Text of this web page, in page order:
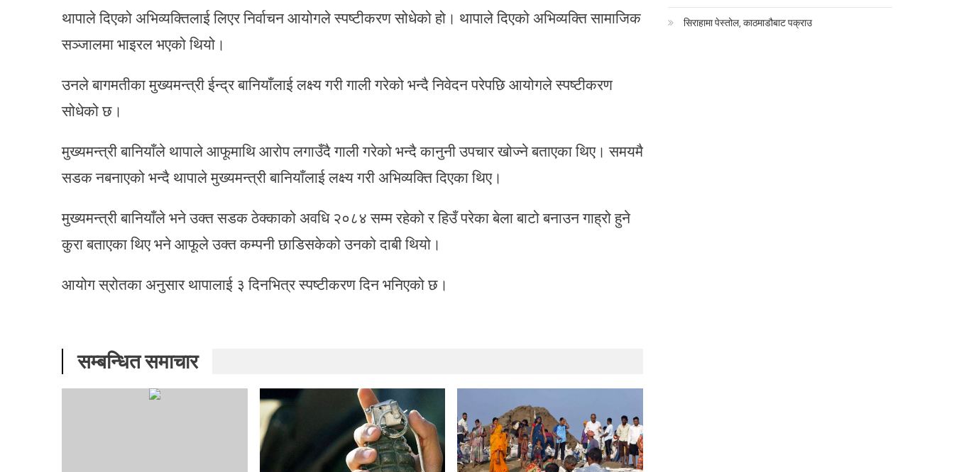
थापाले दिएको अभिव्यक्तिलाई लिएर निर्वाचन आयोगले स्पष्टीकरण सोधेको हो। थापाले दिएको अभिव्यक्ति सामाजिक
सञ्जालमा भाइरल भएको थियो।
उनले बागमतीका मुख्यमन्त्री ईन्द्र बानियाँलाई लक्ष्य गरी गाली गरेको भन्दै निवेदन परेपछि आयोगले स्पष्टीकरण
सोधेको छ।
मुख्यमन्त्री बानियाँले थापाले आफूमाथि आरोप लगाउँदै गाली गरेको भन्दै कानुनी उपचार खोज्ने बताएका थिए। समयमै
सडक नबनाएको भन्दै थापाले मुख्यमन्त्री बानियाँलाई लक्ष्य गरी अभिव्यक्ति दिएका थिए।
मुख्यमन्त्री बानियाँले भने उक्त सडक ठेक्काको अवधि २०८४ सम्म रहेको र हिउँ परेका बेला बाटो बनाउन गाह्रो हुने
कुरा बताएका थिए भने आफूले उक्त कम्पनी छाडिसकेको उनको दाबी थियो।
आयोग स्रोतका अनुसार थापालाई ३ दिनभित्र स्पष्टीकरण दिन भनिएको छ।
सम्बन्धित समाचार
सिराहामा पेस्तोल, काठमाडौबाट पक्राउ